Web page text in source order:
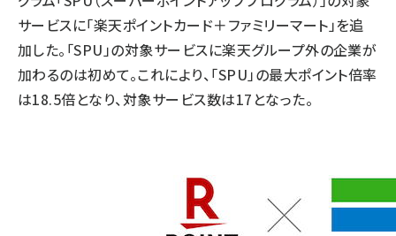
サービスに「楽天ポイントカード＋ファミリーマート」を追
加した。「SPU」の対象サービスに楽天グループ外の企業が
加わるのは初めて。これにより、「SPU」の最大ポイント倍率
は18.5倍となり、対象サービス数は17となった。